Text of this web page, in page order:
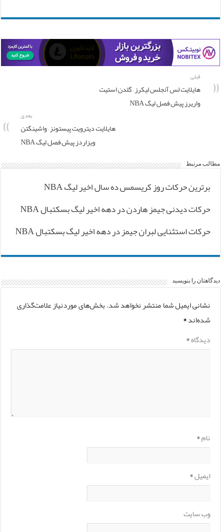
قبلی
هایلایت لس آنجلس لیکرز – گلدن استیت
واریرز پیش فصل لیگ NBA
بعدی
هایلایت دیترویت پیستونز – واشینگتن
ویزاردز پیش فصل لیگ NBA
مطالب مرتبط
برترین حرکات روز کریسمس ده سال اخیر لیگ NBA
حرکات دیدنی جیمز هاردن در دهه اخیر لیگ بسکتبال NBA
حرکات استثنایی لبران جیمز در دهه اخیر لیگ بسکتبال NBA
دیدگاهتان را بنویسید
نشانی ایمیل شما منتشر نخواهد شد.بخش‌های موردنیاز علامت‌گذاری
شده‌اند*
دیدگاه*
نام*
ایمیل*
وب‌ سایت